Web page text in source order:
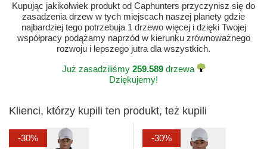
Kupując jakikolwiek produkt od Caphunters przyczynisz się do
zasadzenia drzew w tych miejscach naszej planety gdzie
najbardziej tego potrzebuja 1 drzewo więcej i dzięki Twojej
współpracy podążamy naprzód w kierunku zrównoważnego
rozwoju i lepszego jutra dla wszystkich.
Już zasadziliśmy 259.589drzewa
Dziękujemy!
Klienci, którzy kupili ten produkt, też kupili
-30% -30%